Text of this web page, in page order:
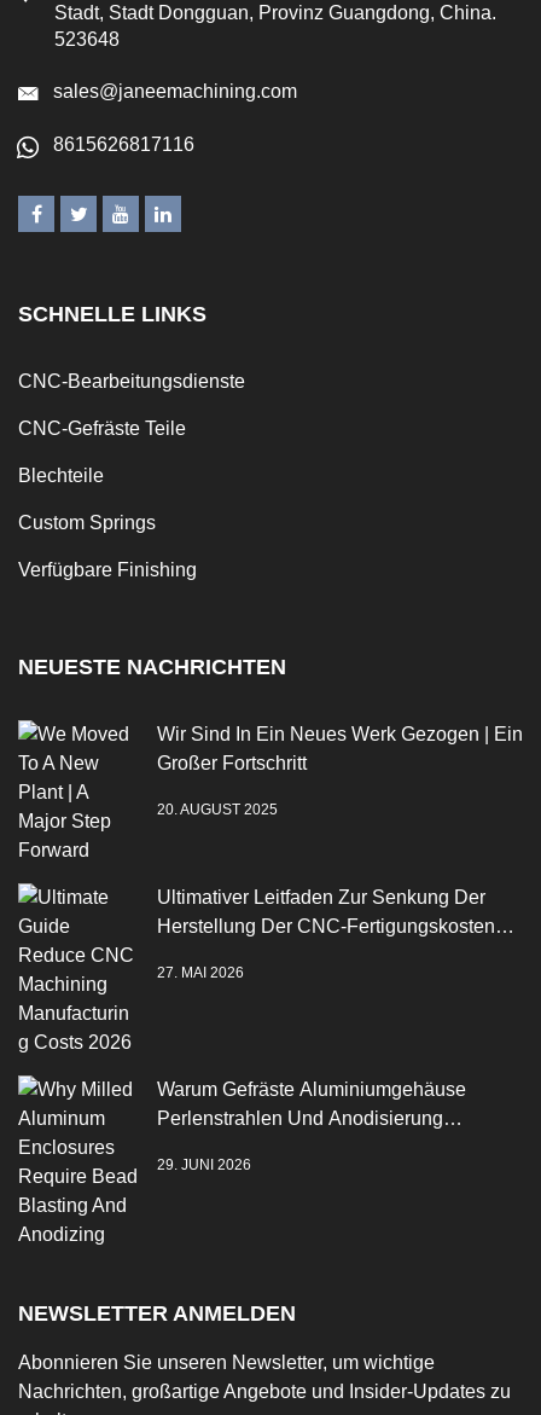
Stadt, Stadt Dongguan, Provinz Guangdong, China.
523648
sales@janeemachining.com
8615626817116
SCHNELLE LINKS
CNC-Bearbeitungsdienste
CNC-Gefräste Teile
Blechteile
Custom Springs
Verfügbare Finishing
NEUESTE NACHRICHTEN
Wir Sind In Ein Neues Werk Gezogen | Ein
Großer Fortschritt
20. AUGUST 2025
Ultimativer Leitfaden Zur Senkung Der
Herstellung Der CNC-Fertigungskosten
27. MAI 2026
Warum Gefräste Aluminiumgehäuse
Perlenstrahlen Und Anodisierung
29. JUNI 2026
NEWSLETTER ANMELDEN
Abonnieren Sie unseren Newsletter, um wichtige
Nachrichten, großartige Angebote und Insider-Updates zu